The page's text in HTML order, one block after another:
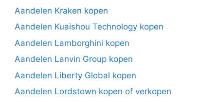
Aandelen Kraken kopen
Aandelen Kuaishou Technology kopen
Aandelen Lamborghini kopen
Aandelen Lanvin Group kopen
Aandelen Liberty Global kopen
Aandelen Lordstown kopen of verkopen